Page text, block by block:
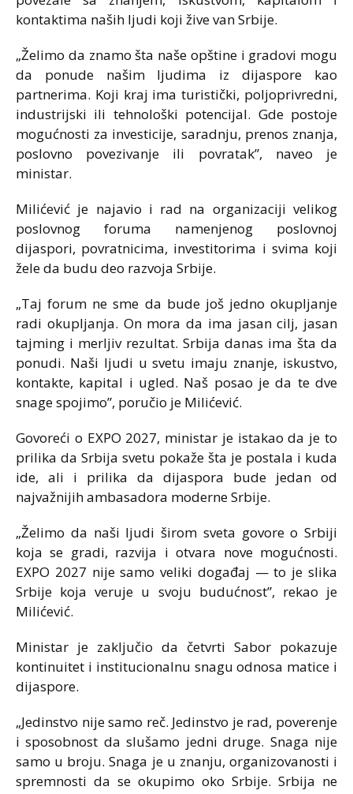
kontaktima naših ljudi koji žive van Srbije.
„Želimo da znamo šta naše opštine i gradovi mogu
da ponude našim ljudima iz dijaspore kao
partnerima. Koji kraj ima turistički, poljoprivredni,
industrijski ili tehnološki potencijal. Gde postoje
mogućnosti za investicije, saradnju, prenos znanja,
poslovno povezivanje ili povratak”, naveo je
ministar.
Milićević je najavio i rad na organizaciji velikog
poslovnog foruma namenjenog poslovnoj
dijaspori, povratnicima, investitorima i svima koji
žele da budu deo razvoja Srbije.
„Taj forum ne sme da bude još jedno okupljanje
radi okupljanja. On mora da ima jasan cilj, jasan
tajming i merljiv rezultat. Srbija danas ima šta da
ponudi. Naši ljudi u svetu imaju znanje, iskustvo,
kontakte, kapital i ugled. Naš posao je da te dve
snage spojimo”, poručio je Milićević.
Govoreći o EXPO 2027, ministar je istakao da je to
prilika da Srbija svetu pokaže šta je postala i kuda
ide, ali i prilika da dijaspora bude jedan od
najvažnijih ambasadora moderne Srbije.
„Želimo da naši ljudi širom sveta govore o Srbiji
koja se gradi, razvija i otvara nove mogućnosti.
EXPO 2027 nije samo veliki događaj — to je slika
Srbije koja veruje u svoju budućnost”, rekao je
Milićević.
Ministar je zaključio da četvrti Sabor pokazuje
kontinuitet i institucionalnu snagu odnosa matice i
dijaspore.
„Jedinstvo nije samo reč. Jedinstvo je rad, poverenje
i sposobnost da slušamo jedni druge. Snaga nije
samo u broju. Snaga je u znanju, organizovanosti i
spremnosti da se okupimo oko Srbije. Srbija ne